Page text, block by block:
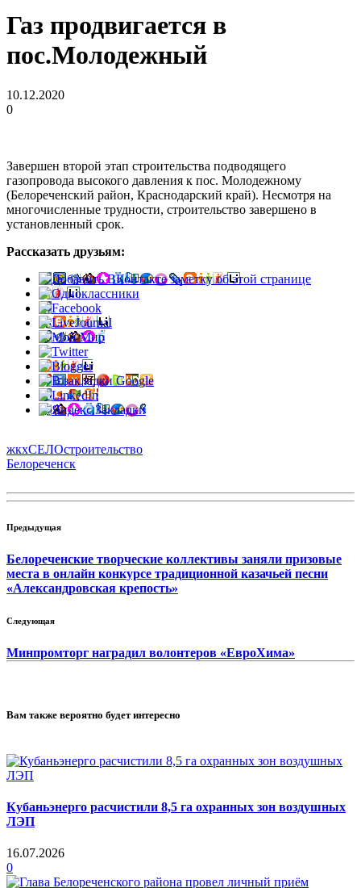
Газ продвигается в
пос.Молодежный
10.12.2020
0
Завершен второй этап строительства подводящего
газопровода высокого давления к пос. Молодежному
(Белореченский район, Краснодарский край). Несмотря на
многочисленные трудности, строительство завершено в
установленный срок.
Рассказать друзьям:
жкхСЕЛОстроительство
Белореченск
Предыдущая
Белореченские творческие коллективы заняли призовые
места в онлайн конкурсе традиционной казачьей песни
«Александровская крепость»
Следующая
Минпромторг наградил волонтеров «ЕвроХима»
Вам также вероятно будет интересно
Кубаньэнерго расчистили 8,5 га охранных зон воздушных
ЛЭП
16.07.2026
0